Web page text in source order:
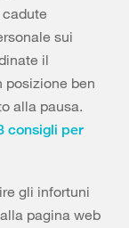
sui
il
posizione ben
alla pausa.
consigli per
gli infortuni
pagina web